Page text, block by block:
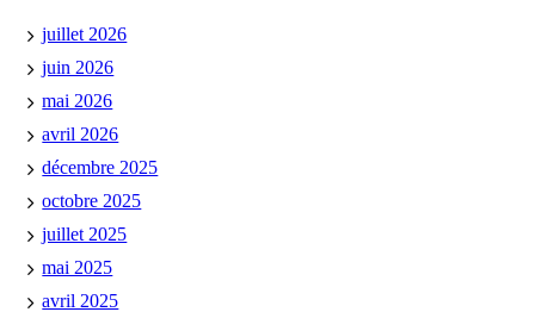
juillet 2026
juin 2026
mai 2026
avril 2026
décembre 2025
octobre 2025
juillet 2025
mai 2025
avril 2025